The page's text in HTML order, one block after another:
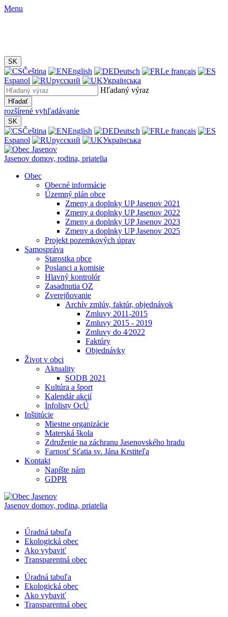
Menu
SK
Čeština English Deutsch
Le français
Espanol
русский
Українська
Hľadaný výraz
Hľadať
rozšírené vyhľadávanie
SK
Čeština English Deutsch
Le français
Espanol
русский Українська
Jasenov domov, rodina, priatelia
Obec
Obecné informácie
Územný plán obce
Zmeny a doplnky UP Jasenov 2021
Zmeny a doplnky UP Jasenov 2022
Zmeny a doplnky UP Jasenov 2023
Zmeny a doplnky UP Jasenov 2025
Projekt pozemkových úprav
Samospráva
Starostka obce
Poslanci a komisie
Hlavný kontrolór
Zasadnutia OZ
Zverejňovanie
Archív zmlúv, faktúr, objednávok
Zmluvy 2011-2015
Zmluvy 2015 - 2019
Zmluvy do 4⁄2022
Faktúry
Objednávky
Život v obci
Aktuality
SODB 2021
Kultúra a šport
Kalendár akcií
Infolisty OcÚ
Inštitúcie
Miestne organizácie
Materská škola
Združenie na záchranu Jasenovského hradu
Farnosť Sťatia sv. Jána Krstiteľa
Kontakt
Napíšte nám
GDPR
Jasenov domov, rodina, priatelia
Úradná tabuľa
Ekologická obec
Ako vybaviť
Transparentná obec
Úradná tabuľa
Ekologická obec
Ako vybaviť
Transparentná obec